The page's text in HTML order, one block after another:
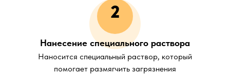
2
Нанесение специального раствора
Наносится специальный раствор, который
помогает размягчить загрязнения